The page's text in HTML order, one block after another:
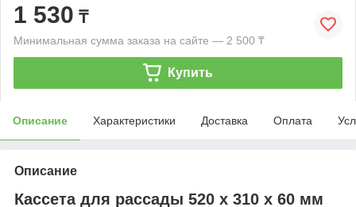
1 530 ₸
Минимальная сумма заказа на сайте — 2 500 ₸
Купить
Описание Характеристики Доставка Оплата
Описание
Кассета для рассады 520 х 310 х 60 мм